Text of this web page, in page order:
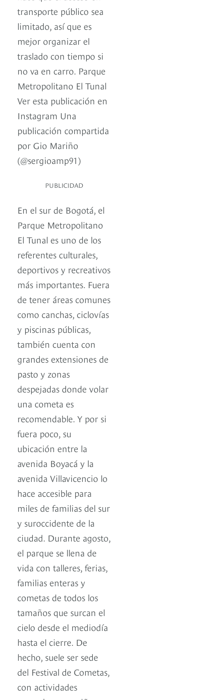
transporte público sea
limitado, así que es
mejor organizar el
traslado con tiempo si
no va en carro. Parque
Metropolitano El Tunal
Ver esta publicación en
Instagram Una
publicación compartida
por Gio Mariño
(@sergioamp91)
PUBLICIDAD
En el sur de Bogotá, el
Parque Metropolitano
El Tunal es uno de los
referentes culturales,
deportivos y recreativos
más importantes. Fuera
de tener áreas comunes
como canchas, ciclovías
y piscinas públicas,
también cuenta con
grandes extensiones de
pasto y zonas
despejadas donde volar
una cometa es
recomendable. Y por si
fuera poco, su
ubicación entre la
avenida Boyacá y la
avenida Villavicencio lo
hace accesible para
miles de familias del sur
y suroccidente de la
ciudad. Durante agosto,
el parque se llena de
vida con talleres, ferias,
familias enteras y
cometas de todos los
tamaños que surcan el
cielo desde el mediodía
hasta el cierre. De
hecho, suele ser sede
del Festival de Cometas,
con actividades